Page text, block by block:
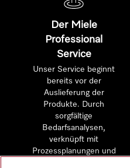
Der Miele
Professional
Service
Unser Service beginnt
bereits vor der
Auslieferung der
Produkte. Durch
sorgfältige
Bedarfsanalysen,
verknüpft mit
Prozessplanungen und